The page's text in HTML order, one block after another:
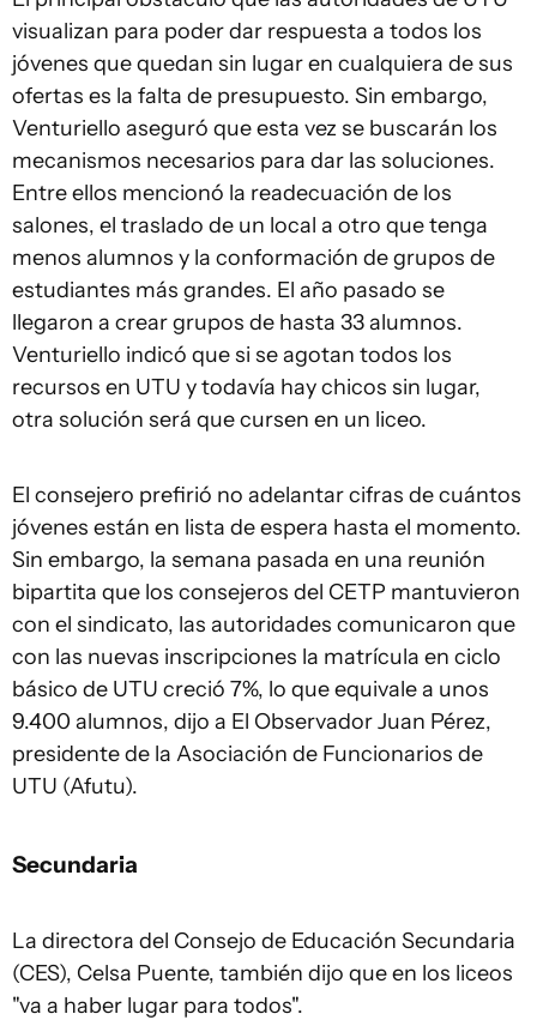
visualizan para poder dar respuesta a todos los
jóvenes que quedan sin lugar en cualquiera de sus
ofertas es la falta de presupuesto. Sin embargo,
Venturiello aseguró que esta vez se buscarán los
mecanismos necesarios para dar las soluciones.
Entre ellos mencionó la readecuación de los
salones, el traslado de un local a otro que tenga
menos alumnos y la conformación de grupos de
estudiantes más grandes. El año pasado se
llegaron a crear grupos de hasta 33 alumnos.
Venturiello indicó que si se agotan todos los
recursos en UTU y todavía hay chicos sin lugar,
otra solución será que cursen en un liceo.
El consejero prefirió no adelantar cifras de cuántos
jóvenes están en lista de espera hasta el momento.
Sin embargo, la semana pasada en una reunión
bipartita que los consejeros del CETP mantuvieron
con el sindicato, las autoridades comunicaron que
con las nuevas inscripciones la matrícula en ciclo
básico de UTU creció 7%, lo que equivale a unos
9.400 alumnos, dijo a El ObservadorJuan Pérez,
presidente de la Asociación de Funcionarios de
UTU (Afutu).
Secundaria
La directora del Consejo de Educación Secundaria
(CES), Celsa Puente, también dijo que en los liceos
"va a haber lugar para todos".